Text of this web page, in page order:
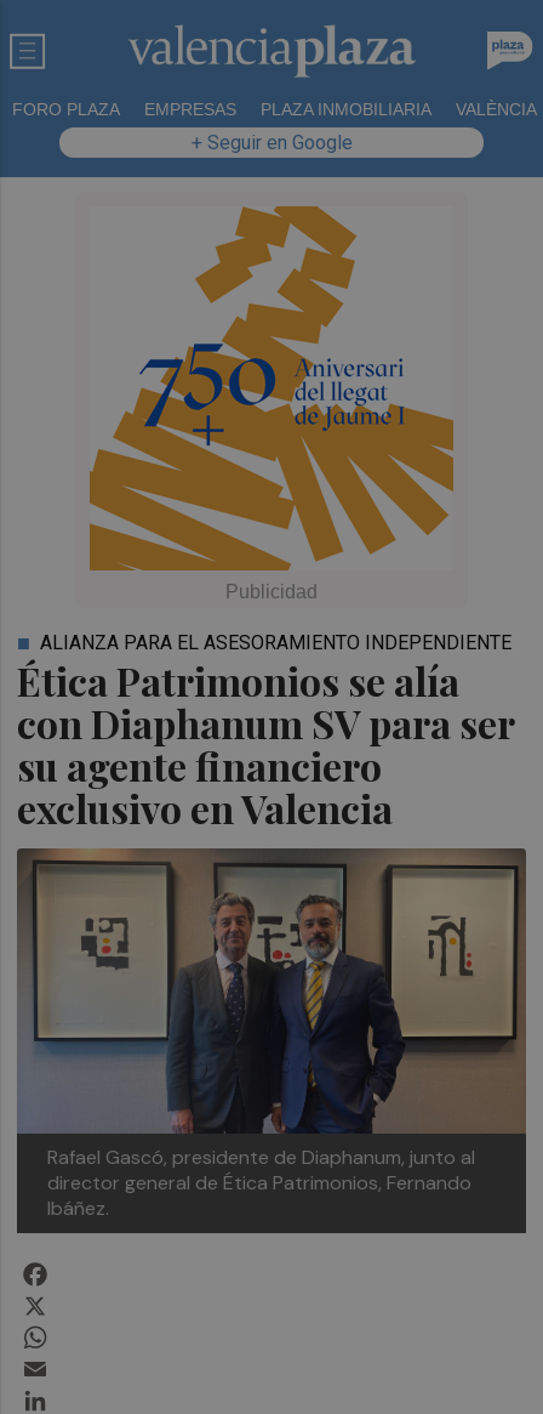
FORO PLAZA EMPRESAS PLAZA INMOBILIARIA VALÈNCIA
+ Seguir en Google
Ética Patrimonios se alía
con Diaphanum SV para ser
su agente financiero
exclusivo en Valencia
ALIANZA PARA EL ASESORAMIENTO INDEPENDIENTE
Rafael Gascó, presidente de Diaphanum, junto al
director general de Ética Patrimonios, Fernando
Ibáñez.